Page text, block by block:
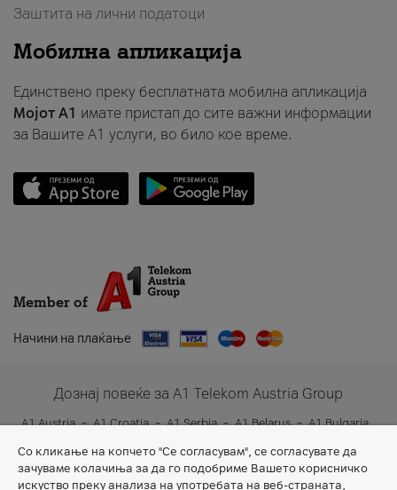
Заштита на лични податоци
Мобилна апликација
Единствено преку бесплатната мобилна апликација
Мојот A1 имате пристап до сите важни информации
за Вашите A1 услуги, во било кое време.
Member of
Начини на плаќање
Дознај повеќе за A1 Telekom Austria Group
A1 Austria A1 Croatia A1 Serbia A1 Belarus
A1 Bulgaria
Со кликање на копчето "Се согласувам", се согласувате да
зачуваме колачиња за да го подобриме Вашето корисничко
искуство преку анализа на употребата на веб-страната,